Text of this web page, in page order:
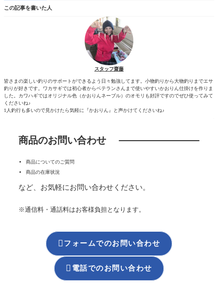
この記事を書いた人
スタッフ齋藤
皆さまの楽しい釣りのサポートができるよう日々勉強してます。小物釣りから大物釣りまでエサ
釣りが好きです。ワカサギでは初心者からベテランさんまで使いやすいかおりん仕掛けを作りま
した。カワハギではオリジナル色（かおりんネーブル）のオモリも好評ですのでぜひ使ってみて
くださいね♪
1人釣行も多いので見かけたら気軽に『かおりん』と声かけてくださいね♪
商品のお問い合わせ
商品についてのご質問
商品の在庫状況
など、お気軽にお問い合わせください。
※通信料・通話料はお客様負担となります。
フォームでのお問い合わせ
 電話でのお問い合わせ